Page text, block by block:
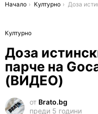
You are here:
Начало Културно Доза истински рап в новото парче на
Културно
Доза
парче на
(ВИДЕО)
от Brato.bg
преди 5 години